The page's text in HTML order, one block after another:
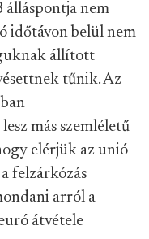
álláspontja nem
időtávon belül nem
állított
tűnik. Az
más szemléletű
elérjük az unió
felzárkózás
arról a
átvétele